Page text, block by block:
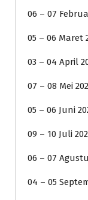
06 – 07
05 – 06 Maret
03 – 04 April
07 – 08 Mei
05 – 06 Juni
09 – 10 Juli
06 – 07
04 – 05